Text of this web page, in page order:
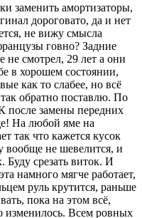
заменить амортизаторы,
дороговато, да и нет
не вижу смысла
говно? Задние
не смотрел, 29 лет а они
в хорошем состоянии,
как то слабее, но всё
обратно поставлю. По
после замены передних
На любой яме на
так что кажется кусок
вообще не шевелится, и
Буду срезать виток. И
намного мягче работает,
руль крутится, раньше
пока на этом всё,
Всем ровных